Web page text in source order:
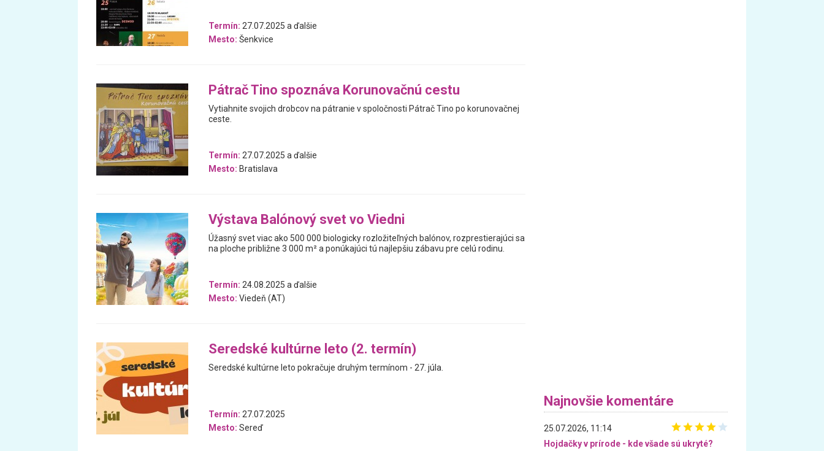
Termín: 27.07.2025 a ďalšie
Mesto: Šenkvice
Pátrač Tino spoznáva Korunovačnú cestu
Vytiahnite svojich drobcov na pátranie v spoločnosti Pátrač Tino po korunovačnej
ceste.
Termín: 27.07.2025 a ďalšie
Mesto: Bratislava
Výstava Balónový svet vo Viedni
Úžasný svet viac ako 500 000 biologicky rozložiteľných balónov, rozprestierajúci sa
na ploche približne 3 000 m² a ponúkajúci tú najlepšiu zábavu pre celú rodinu.
Termín: 24.08.2025 a ďalšie
Mesto: Viedeň (AT)
Seredské kultúrne leto (2. termín)
Seredské kultúrne leto pokračuje druhým termínom - 27. júla.
Termín: 27.07.2025
Mesto: Sereď
Najnovšie komentáre
25.07.2026, 11:14
Hojdačky v prírode - kde všade sú ukryté?